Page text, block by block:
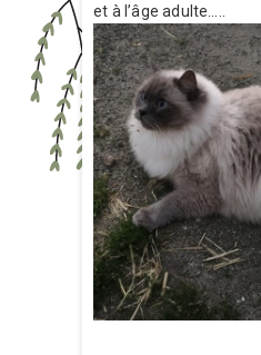
et à l’âge adulte…..